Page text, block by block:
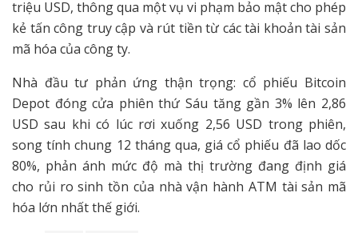
triệu USD, thông qua một vụ vi phạm bảo mật cho phép
kẻ tấn công truy cập và rút tiền từ các tài khoản tài sản
mã hóa của công ty.
Nhà đầu tư phản ứng thận trọng: cổ phiếu Bitcoin
Depot đóng cửa phiên thứ Sáu tăng gần 3% lên 2,86
USD sau khi có lúc rơi xuống 2,56 USD trong phiên,
song tính chung 12 tháng qua, giá cổ phiếu đã lao dốc
80%, phản ánh mức độ mà thị trường đang định giá
cho rủi ro sinh tồn của nhà vận hành ATM tài sản mã
hóa lớn nhất thế giới.